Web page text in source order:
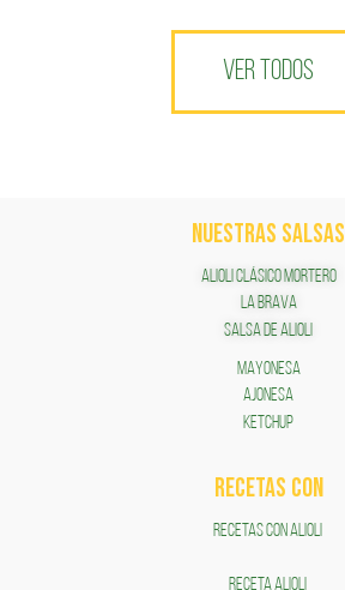
VER TODOS
NUESTRAS SALSAS
ALIOLI CLÁSICO MORTERO
LA BRAVA
SALSA DE ALIOLI
MAYONESA
AJONESA
KETCHUP
RECETAS COn
RECETAS CON ALIOLI
RECETA ALIOLI